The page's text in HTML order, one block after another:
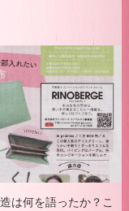
は何を語ったか？こ